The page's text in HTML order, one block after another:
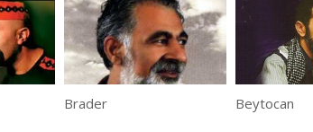
Brader Beytocan